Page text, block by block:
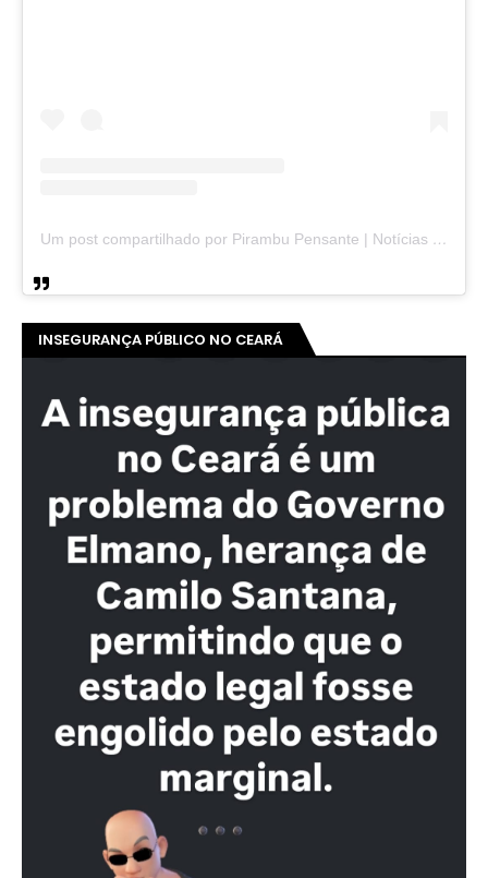
Um post compartilhado por Pirambu Pensante | Notícias & Entretenimento (@pirambupensante)
INSEGURANÇA PÚBLICO NO CEARÁ